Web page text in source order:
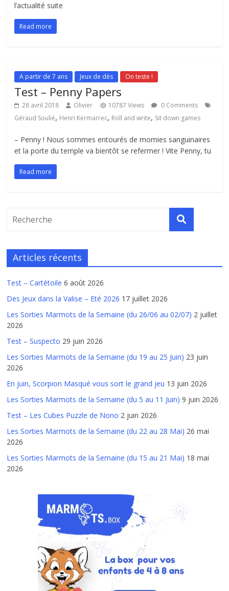
l’actualité suite
Read more
A partir de 7 ans Jeux de dés On teste !
Test – Penny Papers
28 avril 2018 Olivier 10787 Views
0 Comments
Géraud Soulié, Henri Kermarrec, Roll and write, Sit down games
– Penny ! Nous sommes entourés de momies sanguinaires
et la porte du temple va bientôt se refermer ! Vite Penny, tu
Read more
Articles récents
Test – Cartétoile 6 août 2026
Des Jeux dans la Valise – Eté 2026 17 juillet 2026
Les Sorties Marmots de la Semaine (du 26/06 au 02/07) 2 juillet
2026
Test – Suspecto 29 juin 2026
Les Sorties Marmots de la Semaine (du 19 au 25 Juin) 23 juin
2026
En juin, Scorpion Masqué vous sort le grand jeu 13 juin 2026
Les Sorties Marmots de la Semaine (du 5 au 11 Juin) 9 juin 2026
Test – Les Cubes Puzzle de Nono 2 juin 2026
Les Sorties Marmots de la Semaine (du 22 au 28 Mai) 26 mai
2026
Les Sorties Marmots de la Semaine (du 15 au 21 Mai) 18 mai
2026